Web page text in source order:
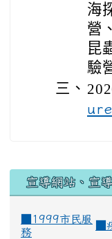
海
營
昆
驗
三、
宣導網站、宣
■1999市民服
務